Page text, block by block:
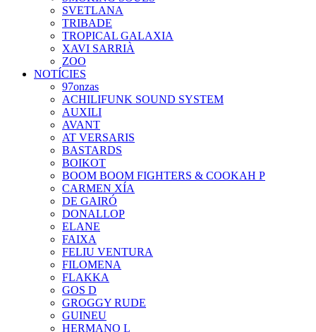
SVETLANA
TRIBADE
TROPICAL GALAXIA
XAVI SARRIÀ
ZOO
NOTÍCIES
97onzas
ACHILIFUNK SOUND SYSTEM
AUXILI
AVANT
AT VERSARIS
BASTARDS
BOIKOT
BOOM BOOM FIGHTERS & COOKAH P
CARMEN XÍA
DE GAIRÓ
DONALLOP
ELANE
FAIXA
FELIU VENTURA
FILOMENA
FLAKKA
GOS D
GROGGY RUDE
GUINEU
HERMANO L